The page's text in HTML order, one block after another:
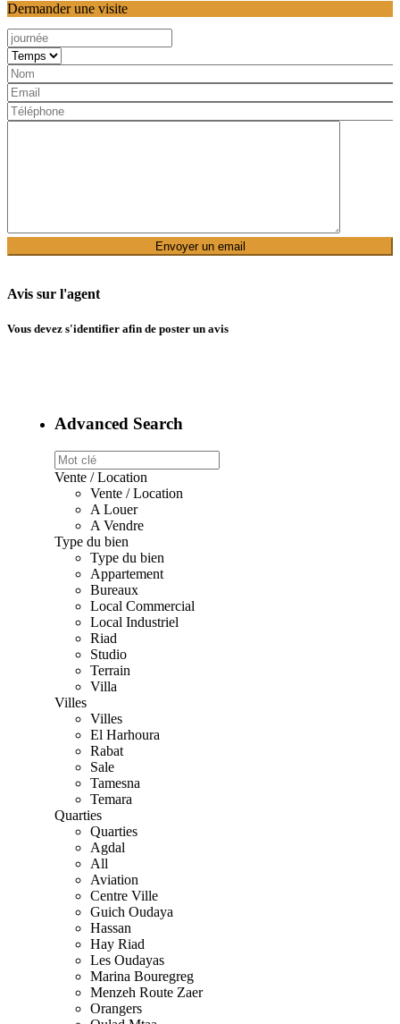
Dermander une visite
Avis sur l'agent
Vous devez s'identifier afin de poster un avis
Advanced Search
Vente / Location
Vente / Location
A Louer
A Vendre
Type du bien
Type du bien
Appartement
Bureaux
Local Commercial
Local Industriel
Riad
Studio
Terrain
Villa
Villes
Villes
El Harhoura
Rabat
Sale
Tamesna
Temara
Quarties
Quarties
Agdal
All
Aviation
Centre Ville
Guich Oudaya
Hassan
Hay Riad
Les Oudayas
Marina Bouregreg
Menzeh Route Zaer
Orangers